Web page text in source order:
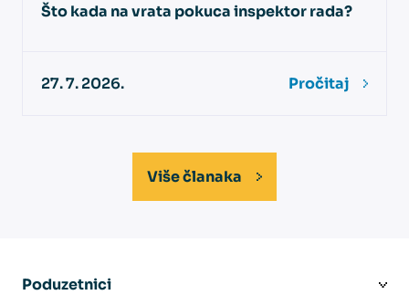
Što kada na vrata pokuca inspektor rada?
27. 7. 2026. Pročitaj
Više članaka
Poduzetnici